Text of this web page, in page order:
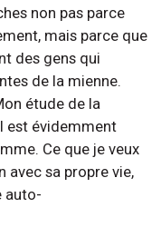
non pas parce
mais parce que
des gens qui
de la mienne.
étude de la
est évidemment
Ce que je veux
avec sa propre vie,
auto-